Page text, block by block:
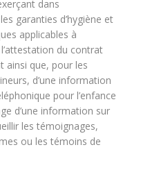
dans
garanties d’hygiène et
applicables à
du contrat
ainsi que, pour les
d’une information
pour l’enfance
d’une information sur
les témoignages,
ou les témoins de